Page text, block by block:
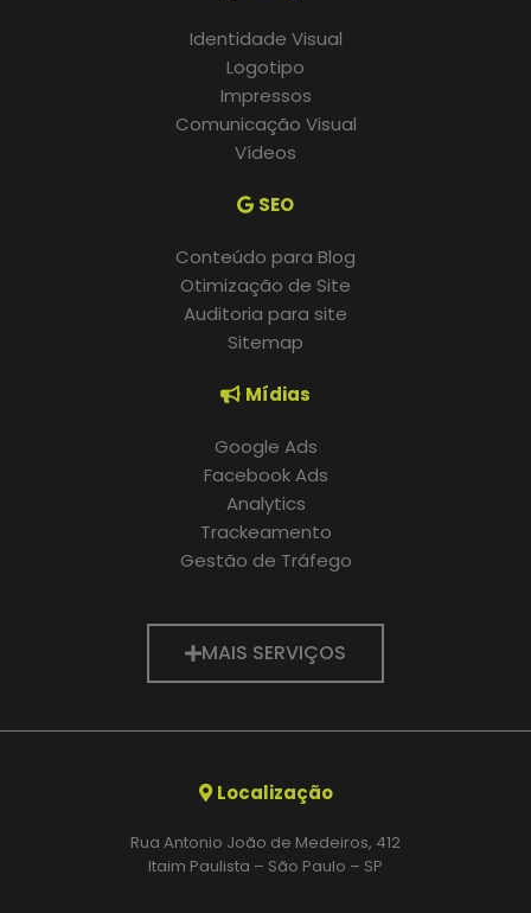
Identidade Visual
Logotipo
Impressos
Comunicação Visual
Vídeos
SEO
Conteúdo para Blog
Otimização de Site
Auditoria para site
Sitemap
Mídias
Google Ads
Facebook Ads
Analytics
Trackeamento
Gestão de Tráfego
MAIS SERVIÇOS
Localização
Rua Antonio João de Medeiros, 412
Itaim Paulista – São Paulo – SP